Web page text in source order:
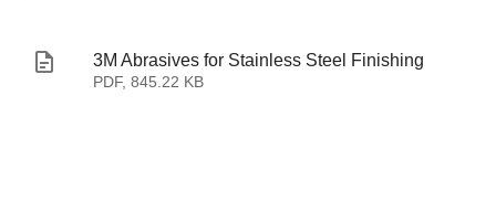
3M Abrasives for Stainless Steel Finishing
PDF, 845.22 KB